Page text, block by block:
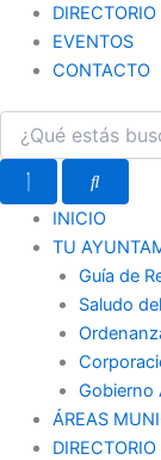
DIRECTORIO
EVENTOS
CONTACTO
INICIO
TU
Guía de
Saludo
Gobierno
ÁREAS
DIRECTORIO